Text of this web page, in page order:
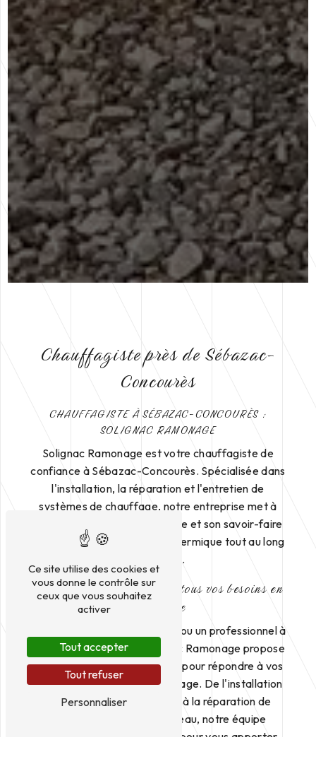
Chauffagiste près de Sébazac-
Concourès
CHAUFFAGISTE À SÉBAZAC-CONCOURÈS :
SOLIGNAC RAMONAGE
Solignac Ramonage est votre chauffagiste de
confiance à Sébazac-Concourès. Spécialisée dans
l'installation, la réparation et l'entretien de
systèmes de chauffage, notre entreprise met à
votre disposition son expertise et son savoir-faire
pour garantir votre confort thermique tout au long
de l'année.
Des services complets pour tous vos besoins en
chauffage
Que vous soyez un particulier ou un professionnel à
Sébazac-Concourès, Solignac Ramonage propose
une large gamme de services pour répondre à vos
besoins en matière de chauffage. De l'installation
de chaudières et de poêles à la réparation de
radiateurs et de chauffe-eau, notre équipe
qualifiée est à votre écoute pour vous apporter
Ce site utilise des cookies et
vous donne le contrôle sur
ceux que vous souhaitez
activer
Tout accepter
Tout refuser
Personnaliser